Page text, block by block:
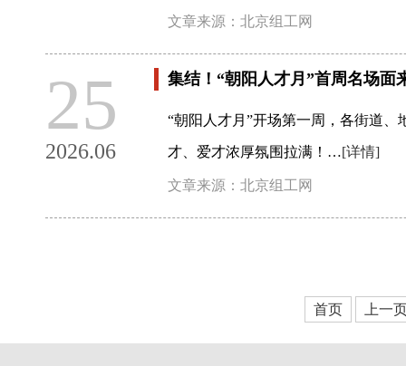
文章来源：北京组工网
25
2026.06
集结！“朝阳人才月”首周名场面
“朝阳人才月”开场第一周，各街道
才、爱才浓厚氛围拉满！…[详情]
文章来源：北京组工网
首页 上一